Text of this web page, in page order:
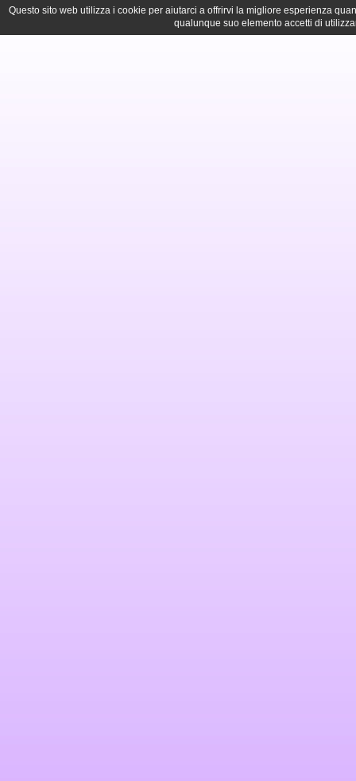
Questo sito web utilizza i cookie per aiutarci a offrirvi la migliore esperienza
qualunque suo elemento accetti di